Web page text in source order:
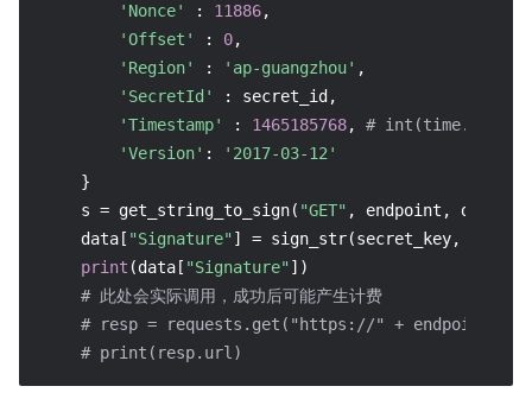
'Nonce'
: 11886,
'Offset'
: 0,
'Region'
: 'ap-guangzhou' ,
'SecretId'
: secret_id,
'Timestamp'
: 1465185768, #
'Version' :
'2017-03-12'
    }
    s = get_string_to_sign(
"GET" , endpoint, data)
    data[
"Signature" ] = sign_str(secret_key, s,
print (data[ "Signature" ])
# 此处会实际调用，成功后可能产生计费
# resp = requests.get("https://" + endpoint,
# print(resp.url)